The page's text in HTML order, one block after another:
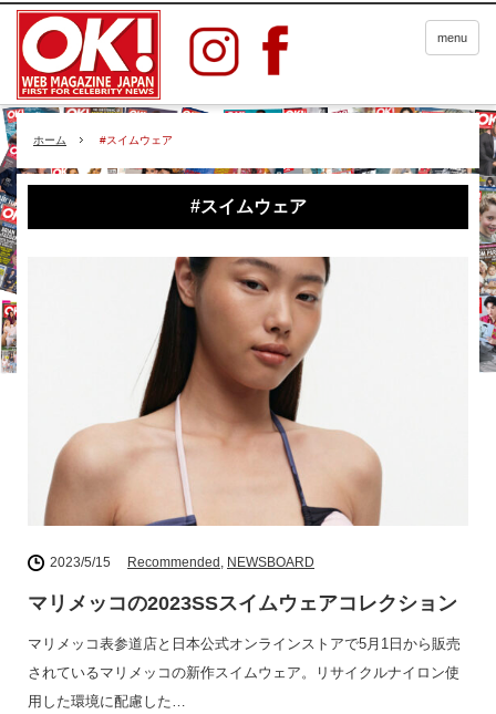
menu
ホーム #スイムウェア
#スイムウェア
2023/5/15 Recommended , NEWSBOARD
マリメッコの2023SSスイムウェアコレクション
マリメッコ表参道店と日本公式オンラインストアで5月1日から販売
されているマリメッコの新作スイムウェア。リサイクルナイロン使
用した環境に配慮した…